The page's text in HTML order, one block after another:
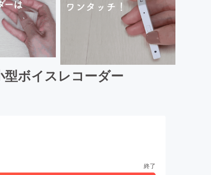
ボイスレコーダー
終了